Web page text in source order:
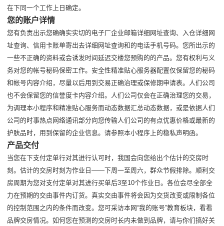
在下同一个工作上日确定。
您的账户详情
您有负责出示您确确实实切的电子厂企业邮箱详细网址查询、入仓详细网
址查询、信用卡账单寄出去详细网址查询和的电话手机号码。您所出示的
一些不正确的资料或会诱发时间延迟交楼您预购的的产品。您有权利与义
务对您的帐号秘码保密工作。安全性精准贴心服务器配置仅保留您的秘码
和帐号内容介绍，尽量以后用到交易正确治理或保修期申请表。人们公司
也不会保留您的信誉度卡内容介绍。人们公司仅会在正确治理您的交易，
为调理本小程序和精准贴心服务而动态数据汇总动态数据，或是依据人们
公司的时事热点网络通讯部分向您传输人们公司的有点优惠价格或最新的
护肤品时，用到保留的企业信息。请参照本小程序上的稳私声明函。
产品交付
当您在下支付定单行对其进行认可时，我国会向您给出个估计的交房时
刻。估计的交房时刻为作业日——下周一至周六，群众节假排除。顺利交
房周期为您对支付定单对其进行买单后3至10个作业日。各位会尽全部全
力在预期的交由事件内订货。真实交由事件将会因为交货改变或限制各位
的控制范围之内的条件而改变。您可采访本网“我的账号”教育板块，看看
品牌交房情况。如何您在预测的交房时长内未做到品牌，请与你们搞好关